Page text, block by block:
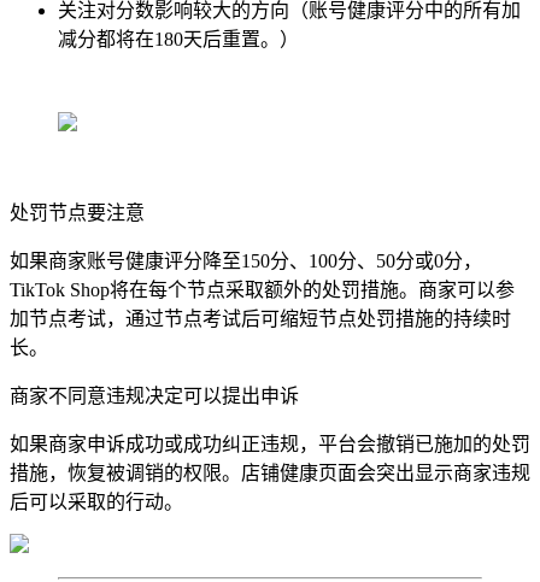
关注对分数影响较大的方向（账号健康评分中的所有加
减分都将在180天后重置。）
处罚节点要注意
如果商家账号健康评分降至150分、100分、50分或0分，
TikTok Shop将在每个节点采取额外的处罚措施。商家可以参
加节点考试，通过节点考试后可缩短节点处罚措施的持续时
长。
商家不同意违规决定可以提出申诉
如果商家申诉成功或成功纠正违规，平台会撤销已施加的处罚
措施，恢复被调销的权限。店铺健康页面会突出显示商家违规
后可以采取的行动。